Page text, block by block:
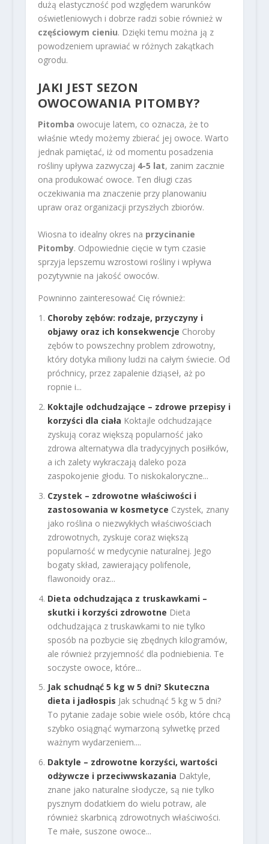
dużą elastyczność pod względem warunków
oświetleniowych i dobrze radzi sobie również w
częściowym cieniu. Dzięki temu można ją z
powodzeniem uprawiać w różnych zakątkach
ogrodu.
JAKI JEST SEZON
OWOCOWANIA PITOMBY?
Pitomba owocuje latem, co oznacza, że to
właśnie wtedy możemy zbierać jej owoce. Warto
jednak pamiętać, iż od momentu posadzenia
rośliny upływa zazwyczaj 4-5 lat, zanim zacznie
ona produkować owoce. Ten długi czas
oczekiwania ma znaczenie przy planowaniu
upraw oraz organizacji przyszłych zbiorów.
Wiosna to idealny okres na przycinanie
Pitomby. Odpowiednie cięcie w tym czasie
sprzyja lepszemu wzrostowi rośliny i wpływa
pozytywnie na jakość owoców.
Powninno zainteresować Cię również:
Choroby zębów: rodzaje, przyczyny i
objawy oraz ich konsekwencje Choroby
zębów to powszechny problem zdrowotny,
który dotyka miliony ludzi na całym świecie. Od
próchnicy, przez zapalenie dziąseł, aż po
ropnie i...
Koktajle odchudzające – zdrowe przepisy i
korzyści dla ciała Koktajle odchudzające
zyskują coraz większą popularność jako
zdrowa alternatywa dla tradycyjnych posiłków,
a ich zalety wykraczają daleko poza
zaspokojenie głodu. To niskokaloryczne...
Czystek – zdrowotne właściwości i
zastosowania w kosmetyce Czystek, znany
jako roślina o niezwykłych właściwościach
zdrowotnych, zyskuje coraz większą
popularność w medycynie naturalnej. Jego
bogaty skład, zawierający polifenole,
flawonoidy oraz...
Dieta odchudzająca z truskawkami –
skutki i korzyści zdrowotne Dieta
odchudzająca z truskawkami to nie tylko
sposób na pozbycie się zbędnych kilogramów,
ale również przyjemność dla podniebienia. Te
soczyste owoce, które...
Jak schudnąć 5 kg w 5 dni? Skuteczna
dieta i jadłospis Jak schudnąć 5 kg w 5 dni?
To pytanie zadaje sobie wiele osób, które chcą
szybko osiągnąć wymarzoną sylwetkę przed
ważnym wydarzeniem....
Daktyle – zdrowotne korzyści, wartości
odżywcze i przeciwwskazania Daktyle,
znane jako naturalne słodycze, są nie tylko
pysznym dodatkiem do wielu potraw, ale
również skarbnicą zdrowotnych właściwości.
Te małe, suszone owoce...